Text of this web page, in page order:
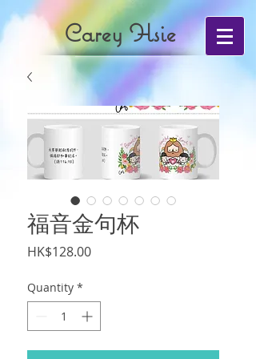
Carey Hsie
福音金句杯
HK$128.00Price
Quantity *